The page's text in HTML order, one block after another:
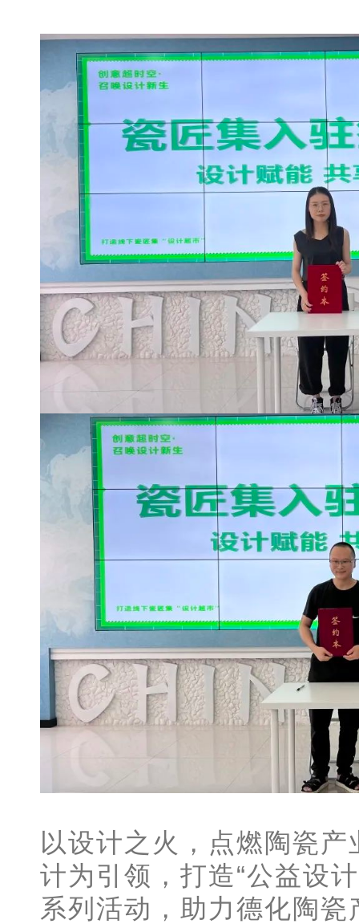
以设计之火，点燃陶瓷
计为引领，打造“公益设
系列活动，助力德化陶